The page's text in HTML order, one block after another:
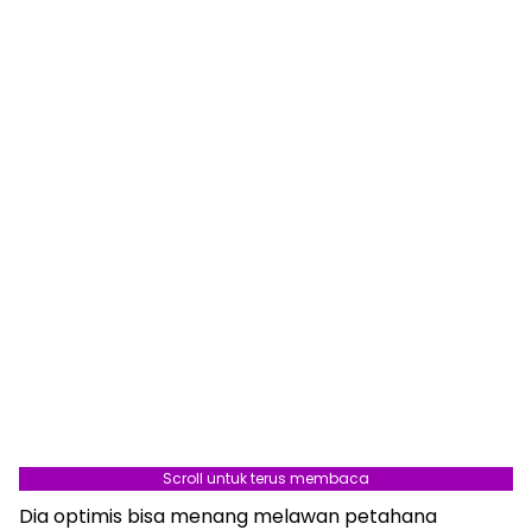
Scroll untuk terus membaca
Dia optimis bisa menang melawan petahana